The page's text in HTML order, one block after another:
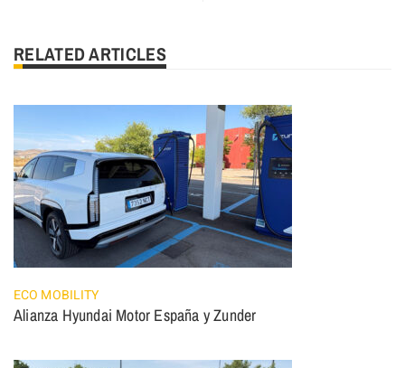
RELATED ARTICLES
ECO MOBILITY
Alianza Hyundai Motor España y Zunder